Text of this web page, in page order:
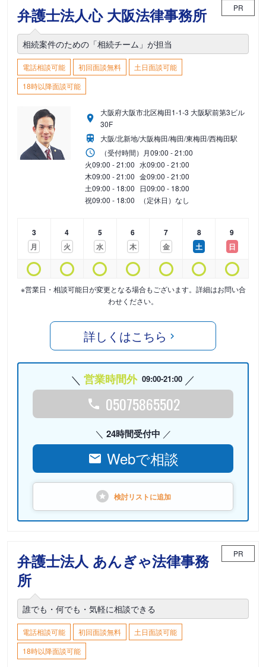
弁護士法人心 大阪法律事務所 PR
相続案件のための「相続チーム」が担当
電話相談可能 初回面談無料
土日面談可能
18時以降面談可能
大阪府大阪市北区梅田1-1-3 大阪駅前第3ビル
30F
大阪/北新地/大阪梅田/梅田/東梅田/西梅田駅
（受付時間） 月09:00 - 21:00
火09:00 - 21:00 水09:00 - 21:00
木09:00 - 21:00 金09:00 - 21:00
土09:00 - 18:00 日09:00 - 18:00
祝09:00 - 18:00 （定休日）なし
3
月
4
火
5
水
6
木
7
金
8
土
9
日
※営業日・相談可能日が変更となる場合もございます。詳細はお問い合
わせください。
詳しくはこちら
営業時間外 09:00-21:00
05075865502
24時間受付中
Webで相談
検討リストに追加
弁護士法人 あんぎゃ法律事務
所
PR
誰でも・何でも・気軽に相談できる
電話相談可能 初回面談無料
土日面談可能
18時以降面談可能